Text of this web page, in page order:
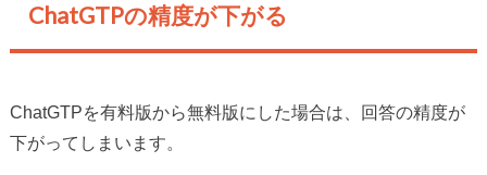
ChatGTPの精度が下がる
ChatGTPを有料版から無料版にした場合は、回答の精度が
下がってしまいます。